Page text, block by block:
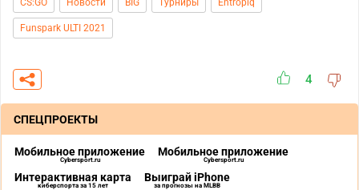
CS:GO Новости BIG Турниры Entropiq
Funspark ULTI 2021
4
СПЕЦПРОЕКТЫ
Мобильное приложение
Cybersport.ru
Мобильное приложение
Cybersport.ru
Интерактивная карта
киберспорта за 15 лет
Выиграй iPhone
за прогнозы на MLBB